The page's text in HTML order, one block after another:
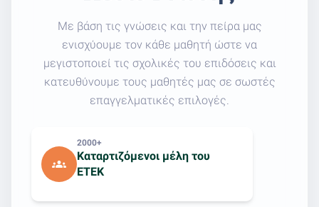
Με βάση τις γνώσεις και την πείρα μας
ενισχύουμε τον κάθε μαθητή ώστε να
μεγιστοποιεί τις σχολικές του επιδόσεις και
κατευθύνουμε τους μαθητές μας σε σωστές
επαγγελματικές επιλογές.
groups
2000+
Καταρτιζόμενοι μέλη του
ΕΤΕΚ